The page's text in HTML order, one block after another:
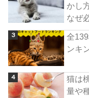
かし
なぜ
全
ンキ
猫は
量や